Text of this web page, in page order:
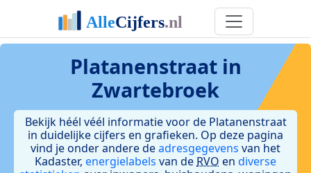
Platanenstraat in
Zwartebroek
Bekijk héél véél informatie voor de Platanenstraat
in duidelijke cijfers en grafieken. Op deze pagina
vind je onder andere deadresgegevens van het
Kadaster, energielabels van de RVO en diverse